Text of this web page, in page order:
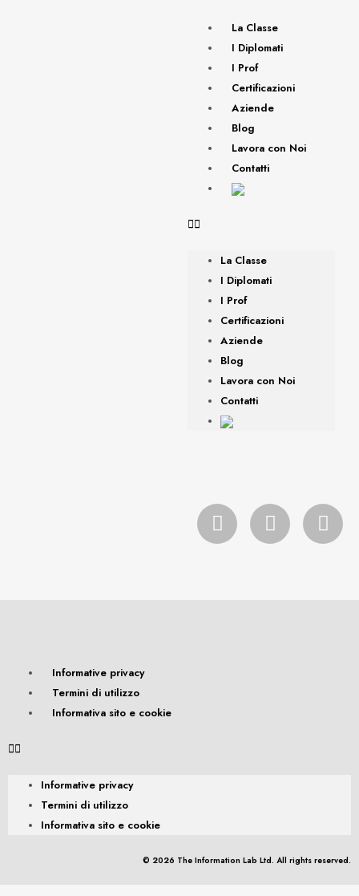
La Classe
I Diplomati
I Prof
Certificazioni
Aziende
Blog
Lavora con Noi
Contatti
La Classe
I Diplomati
I Prof
Certificazioni
Aziende
Blog
Lavora con Noi
Contatti
Informative privacy
Termini di utilizzo
Informativa sito e cookie
Informative privacy
Termini di utilizzo
Informativa sito e cookie
© 2026 The Information Lab Ltd. All rights reserved.